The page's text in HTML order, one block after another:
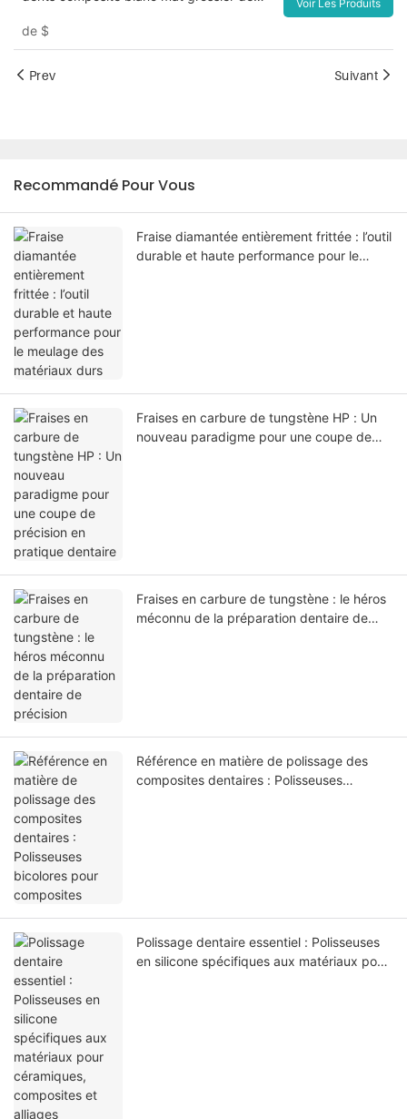
de $
Voir Les Produits
Prev Suivant
Recommandé Pour Vous
Fraise diamantée entièrement frittée : l’outil
durable et haute performance pour le
Fraises en carbure de tungstène HP : Un
nouveau paradigme pour une coupe de
Fraises en carbure de tungstène : le héros
méconnu de la préparation dentaire de
Référence en matière de polissage des
composites dentaires : Polisseuses
Polissage dentaire essentiel : Polisseuses
en silicone spécifiques aux matériaux pour